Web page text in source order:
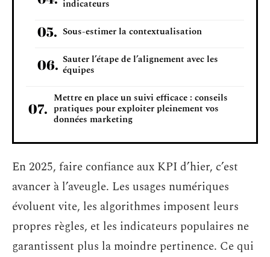
indicateurs
Sous-estimer la contextualisation
Sauter l’étape de l’alignement avec les
équipes
Mettre en place un suivi efficace : conseils
pratiques pour exploiter pleinement vos
données marketing
En 2025, faire confiance aux KPI d’hier, c’est
avancer à l’aveugle. Les usages numériques
évoluent vite, les algorithmes imposent leurs
propres règles, et les indicateurs populaires ne
garantissent plus la moindre pertinence. Ce qui